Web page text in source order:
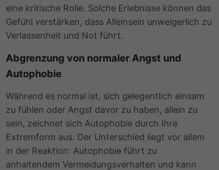
eine kritische Rolle. Solche Erlebnisse können das
Gefühl verstärken, dass Alleinsein unweigerlich zu
Verlassenheit und Not führt.
Abgrenzung von normaler Angst und
Autophobie
Während es normal ist, sich gelegentlich einsam
zu fühlen oder Angst davor zu haben, allein zu
sein, zeichnet sich Autophobie durch Ihre
Extremform aus. Der Unterschied liegt vor allem
in der Reaktion: Autophobie führt zu
anhaltendem Vermeidungsverhalten und kann